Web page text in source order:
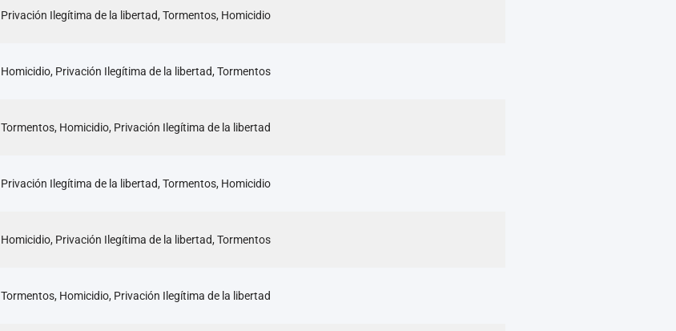
Privación Ilegítima de la libertad, Tormentos, Homicidio
Homicidio, Privación Ilegítima de la libertad, Tormentos
Tormentos, Homicidio, Privación Ilegítima de la libertad
Privación Ilegítima de la libertad, Tormentos, Homicidio
Homicidio, Privación Ilegítima de la libertad, Tormentos
Tormentos, Homicidio, Privación Ilegítima de la libertad